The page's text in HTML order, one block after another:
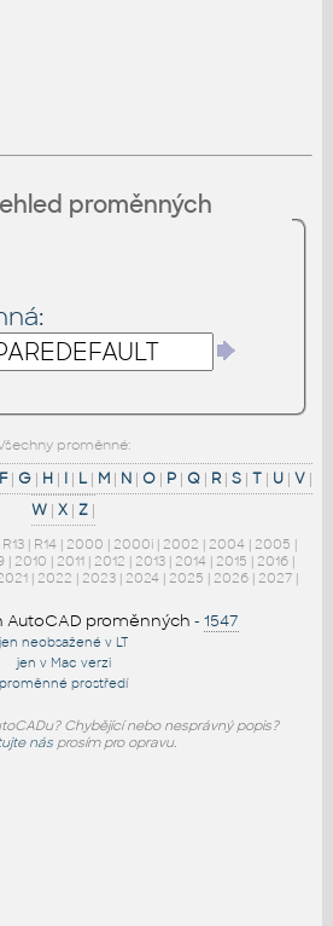
proměnných
proměnné:
F| G| H | I| L| M| N| O| P| Q| R| S| T| U| V|
W | X | Z |
R13 | R14 | 2000 | 2000i | 2002 | 2004 | 2005 |
| 2010 | 2011 | 2012 | 2013 | 2014 | 2015 | 2016 |
| 2022 | 2023 | 2024 | 2025 | 2026 | 2027 |
AutoCAD proměnných - 1547
jen neobsažené v LT
jen v Mac verzi
proměnné prostředí
Chybějící nebo nesprávný popis?
násprosím pro opravu.